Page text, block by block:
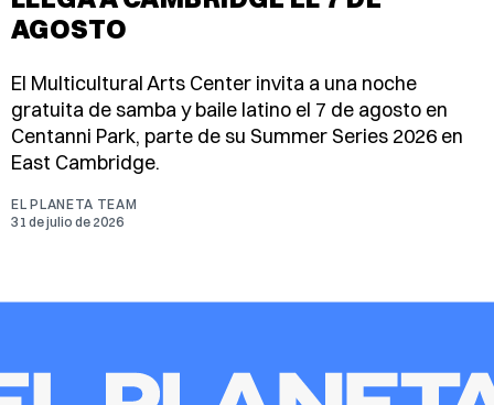
AGOSTO
El Multicultural Arts Center invita a una noche
gratuita de samba y baile latino el 7 de agosto en
Centanni Park, parte de su Summer Series 2026 en
East Cambridge.
EL PLANETA TEAM
31 de julio de 2026